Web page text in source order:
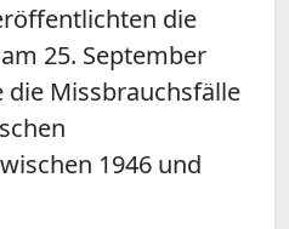
die
25. September
die Missbrauchsfälle
1946 und